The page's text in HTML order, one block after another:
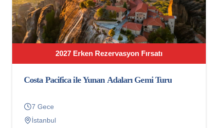
2027 Erken Rezervasyon Fırsatı
Costa Pacifica ile Yunan Adaları Gemi Turu
7 Gece
İstanbul